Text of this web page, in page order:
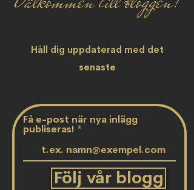
Håll dig uppdaterad med det
senaste
Få e-post när nya inlägg
publiseras!
Följ vår blogg